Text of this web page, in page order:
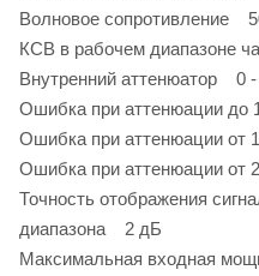
Волновое сопротивление
КСВ в рабочем диапазоне
Внутренний аттенюатор 0
Ошибка при аттенюации
Ошибка при аттенюации
Ошибка при аттенюации
Точность отображения
диапазона 2 дБ
Максимальная входная